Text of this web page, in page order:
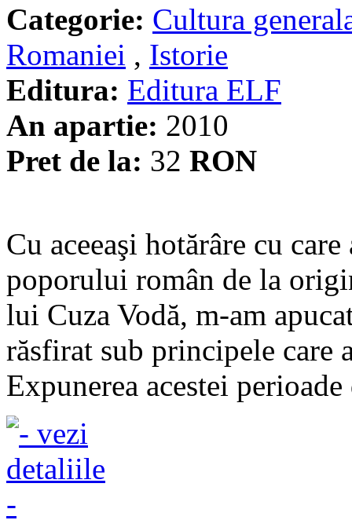
Categorie: Cultura
Romaniei , Istorie
Editura: Editura ELF
An apartie: 2010
Pret de la: 32 RON
Cu aceeaşi hotărâre cu
poporului român de la
lui Cuza Vodă, m-am
răsfirat sub principele care
Expunerea acestei